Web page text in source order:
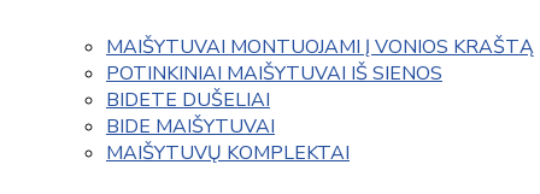
MAIŠYTUVAI MONTUOJAMI Į VONIOS KRAŠTĄ
POTINKINIAI MAIŠYTUVAI IŠ SIENOS
BIDETE DUŠELIAI
BIDE MAIŠYTUVAI
MAIŠYTUVŲ KOMPLEKTAI